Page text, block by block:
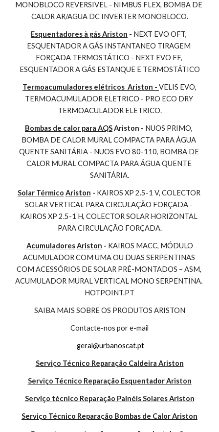
MONOBLOCO REVERSIVEL - NIMBUS FLEX, BOMBA DE
CALOR AR/AGUA DC INVERTER MONOBLOCO.
Esquentadores à gás Ariston - NEXT EVO OFT,
ESQUENTADOR A GÁS INSTANTANEO TIRAGEM
FORÇADA TERMOSTÁTICO - NEXT EVO FF,
ESQUENTADOR A GÁS ESTANQUE E TERMOSTÁTICO
Termoacumuladores elétricos  Ariston - VELIS EVO,
TERMOACUMULADOR ELETRICO - PRO ECO DRY
TERMOACULADOR ELETRICO.
Bombas de calor para AQS Ariston - NUOS PRIMO,
BOMBA DE CALOR MURAL COMPACTA PARA ÁGUA
QUENTE SANITÁRIA - NUOS EVO 80-110, BOMBA DE
CALOR MURAL COMPACTA PARA ÁGUA QUENTE
SANITÁRIA.
Solar Térmico Ariston - KAIROS XP 2.5-1 V, COLECTOR
SOLAR VERTICAL PARA CIRCULAÇÃO FORÇADA -
KAIROS XP 2.5-1 H, COLECTOR SOLAR HORIZONTAL
PARA CIRCULAÇÃO FORÇADA.
Acumuladores Ariston - KAIROS MACC, MÓDULO
ACUMULADOR COM UMA OU DUAS SERPENTINAS
COM ACESSÓRIOS DE SOLAR PRÉ-MONTADOS – ASM,
ACUMULADOR MURAL VERTICAL MONO SERPENTINA.
HOTPOINT.PT
SAIBA MAIS SOBRE OS PRODUTOS ARISTON
Contacte-nos por e-mail
geral@urbanoscat.pt
Serviço Técnico Reparação Caldeira Ariston
Serviço Técnico Reparação Esquentador Ariston
Serviço técnico Reparação Painéis Solares Ariston
Serviço Técnico Reparação Bombas de Calor Ariston